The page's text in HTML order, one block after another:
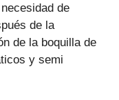
de
de la
de la boquilla de
y semi